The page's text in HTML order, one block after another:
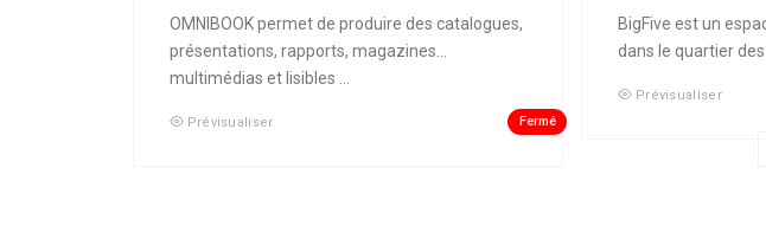
OMNIBOOK permet de produire des catalogues,
présentations, rapports, magazines...
multimédias et lisibles ...
Prévisualiser Fermé
BigFive est un
dans le quartier
Prévisualiser